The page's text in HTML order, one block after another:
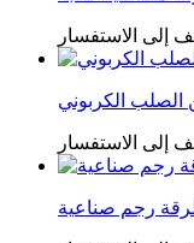
إلى الاستفسار
الكربوني
إلى الاستفسار
رجم صناعية